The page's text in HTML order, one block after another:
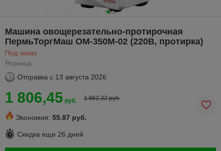
Машина овощерезательно-протирочная
ПермьТоргМаш ОМ-350М-02 (220В, протирка)
Под заказ
Розница
Отправка с 13 августа 2026
1 806,45 руб. 1 862,32 руб.
Экономия: 55.87 руб.
Скидка еще 26 дней